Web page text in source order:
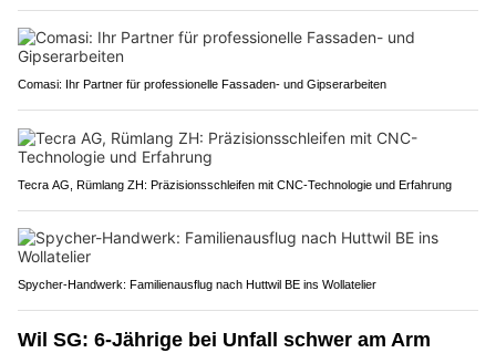
Comasi: Ihr Partner für professionelle Fassaden- und Gipserarbeiten
Tecra AG, Rümlang ZH: Präzisionsschleifen mit CNC-Technologie und Erfahrung
Spycher-Handwerk: Familienausflug nach Huttwil BE ins Wollatelier
Wil SG: 6-Jährige bei Unfall schwer am Arm